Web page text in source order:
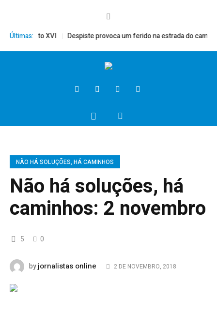
Últimas:
Bento XVI Despiste provoca um ferido na estrada do campo
NÃO HÁ SOLUÇÕES, HÁ CAMINHOS
Não há soluções, há
caminhos: 2 novembro
5 0
byjornalistas online 2 DE NOVEMBRO, 2018